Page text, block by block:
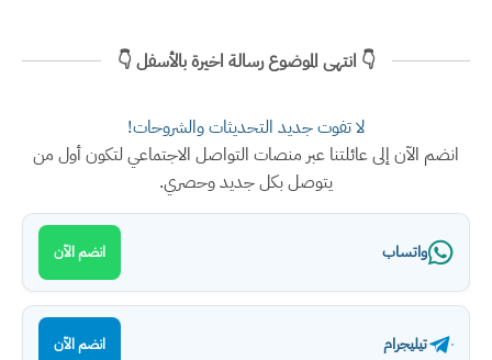
👇 انتهى الموضوع رسالة اخيرة بالأسفل 👇
لا تفوت جديد التحديثات والشروحات!
انضم الآن إلى عائلتنا عبر منصات التواصل الاجتماعي لتكون أول من
يتوصل بكل جديد وحصري.
واتساب انضم الآن
تيليجرام انضم الآن